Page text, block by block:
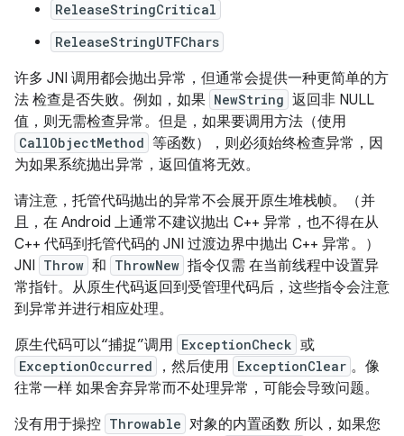
ReleaseStringCritical
ReleaseStringUTFChars
许多 JNI 调用都会抛出异常，但通常会提供一种更简单的方
法 检查是否失败。例如，如果 NewString 返回非 NULL
值，则无需检查异常。但是，如果要调用方法（使用
CallObjectMethod 等函数），则必须始终检查异常，因
为如果系统抛出异常，返回值将无效。
请注意，托管代码抛出的异常不会展开原生堆栈帧。（并
且，在 Android 上通常不建议抛出 C++ 异常，也不得在从
C++ 代码到托管代码的 JNI 过渡边界中抛出 C++ 异常。）
JNI Throw 和 ThrowNew 指令仅需 在当前线程中设置异
常指针。从原生代码返回到受管理代码后，这些指令会注意
到异常并进行相应处理。
原生代码可以“捕捉”调用 ExceptionCheck 或
ExceptionOccurred ，然后使用 ExceptionClear 。像
往常一样 如果舍弃异常而不处理异常，可能会导致问题。
没有用于操控 Throwable 对象的内置函数 所以，如果您